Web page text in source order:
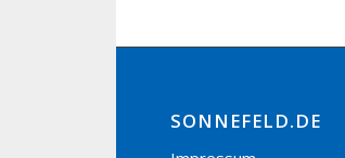
SONNEFELD.DE